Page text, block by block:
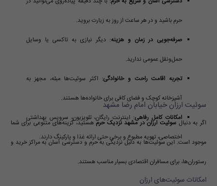
حرم باشید و در هر ساعت از روز به زیارت بروید.
صرفه‌جویی در زمان و هزینه: دیگر نیازی به تاکسی یا وسایل
حمل‌ونقل عمومی ندارید.
تجربه اقامت راحت و خانوادگی: اکثر سوئیت‌ها مبله، مجهز به
آشپزخانه کوچک و فضای کافی برای خانواده‌ها هستند.
امکانات کامل رفاهی: اینترنت رایگان، تلویزیون، سرویس بهداشتی
اختصاصی، تهویه مطبوع و برخی حتی ارائه غذا و پارکینگ دارند.
سوئیت ارزان خیابان امام رضا مشهد
اگر به دنبال سوئیت ارزان در مشهد نزدیک حرم هستید، گزینه‌های متنوعی برای شما
موجود است. این سوئیت‌ها به دلیل نزدیکی به حرم و دسترسی آسان به مراکز خرید و
رستوران‌ها، برای مسافران اقتصادی بسیار مناسب هستند.
امکانات سوئیت‌های ارزان